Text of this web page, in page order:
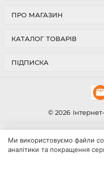
ПРО МАГАЗИН
КАТАЛОГ ТОВАРІВ
ПІДПИСКА
© 2026
Ми використовуємо файли
аналітики та покращення